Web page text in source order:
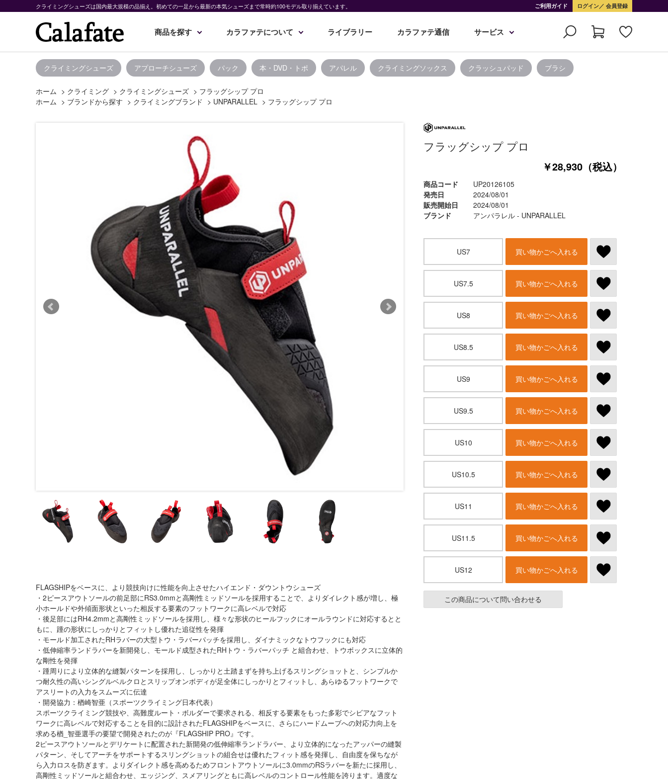
クライミングシューズは国内最大規模の品揃え。初めての一足から最新の本気シューズまで常時約100モデル取り揃えています。 ご利用ガイド ログイン 会員登録
商品を探す カラファテについて ライブラリー カラファテ通信 サービス
クライミングシューズ アプローチシューズ パック 本・DVD・トポ アパレル クライミングソックス クラッシュパッド ブラシ
ホーム > クライミング > クライミングシューズ > フラッグシップ プロ
ホーム > ブランドから探す > クライミングブランド > UNPARALLEL > フラッグシップ プロ
FLAGSHIPをベースに、より競技向けに性能を向上させたハイエンド・ダウントウシューズ
・2ピースアウトソールの前足部にRS3.0mmと高剛性ミッドソールを採用することで、よりダイレクト感が増し、極
小ホールドや外傾面形状といった相反する要素のフットワークに高レベルで対応
・後足部にはRH4.2mmと高剛性ミッドソールを採用し、様々な形状のヒールフックにオールラウンドに対応するとと
もに、踵の形状にしっかりとフィットし優れた追従性を発揮
・モールド加工されたRHラバーの大型トウ・ラバーパッチを採用し、ダイナミックなトウフックにも対応
・低伸縮率ランドラバーを新開発し、モールド成型されたRHトウ・ラバーパッチ と組合わせ、トウボックスに立体的
な剛性を発揮
・踵周りにより立体的な縫製パターンを採用し、しっかりと土踏まずを持ち上げるスリングショットと、シンプルか
つ耐久性の高いシングルベルクロとスリップオンボディが足全体にしっかりとフィットし、あらゆるフットワークで
アスリートの入力をスムーズに伝達
・開発協力：楢崎智亜（スポーツクライミング日本代表）
スポーツクライミング競技や、高難度ルート・ボルダーで要求される、相反する要素をもった多彩でシビアなフット
ワークに高レベルで対応することを目的に設計されたFLAGSHIPをベースに、さらにハードムーブへの対応力向上を
求める楢_智亜選手の要望で開発されたのが『FLAGSHIP PRO』です。
2ピースアウトソールとデリケートに配置された新開発の低伸縮率ランドラバー、より立体的になったアッパーの縫製
パターン、そしてアーチをサポートするスリングショットの組合せは優れたフィット感を発揮し、自由度を保ちなが
ら入力ロスを防ぎます。よりダイレクト感を高めるためフロントアウトソールに3.0mmのRSラバーを新たに採用し、
高剛性ミッドソールと組合わせ、エッジング、スメアリングともに高レベルのコントロール性能を誇ります。適度な
フラッグシップ プロ
￥28,930（税込）
商品コード
UP20126105
発売日
2024/08/01
販売開始日
2024/08/01
ブランド
アンパラレル - UNPARALLEL
US7 買い物かごへ入れる
US7.5 買い物かごへ入れる
US8 買い物かごへ入れる
US8.5 買い物かごへ入れる
US9 買い物かごへ入れる
US9.5 買い物かごへ入れる
US10 買い物かごへ入れる
US10.5 買い物かごへ入れる
US11 買い物かごへ入れる
US11.5 買い物かごへ入れる
US12 買い物かごへ入れる
この商品について問い合わせる